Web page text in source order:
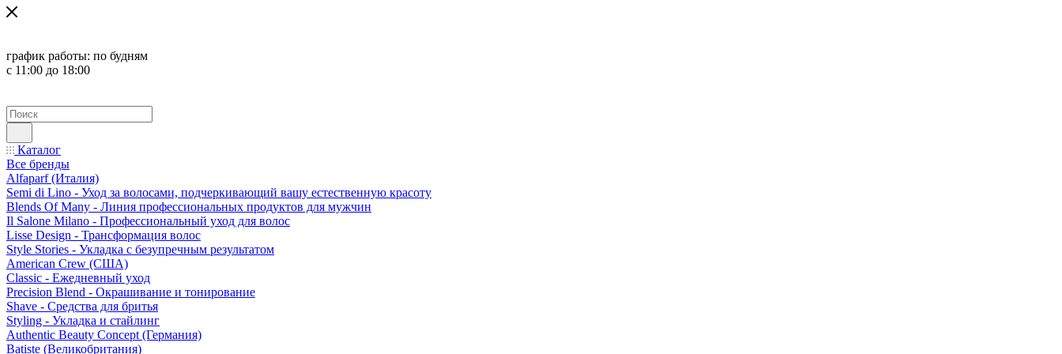
график работы: по будням
с 11:00 до 18:00
Каталог
Все бренды
Alfaparf (Италия)
Semi di Lino - Уход за волосами, подчеркивающий вашу естественную красоту
Blends Of Many - Линия профессиональных продуктов для мужчин
Il Salone Milano - Профессиональный уход для волос
Lisse Design - Трансформация волос
Style Stories - Укладка с безупречным результатом
American Crew (США)
Classic - Ежедневный уход
Precision Blend - Окрашивание и тонирование
Shave - Средства для бритья
Styling - Укладка и стайлинг
Authentic Beauty Concept (Германия)
Batiste (Великобритания)